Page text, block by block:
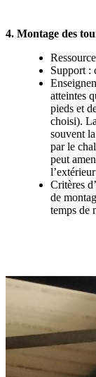
4. Montage des
Support :
atteintes
pieds et
choisi).
souvent
par le
peut
Critères
de
temps de